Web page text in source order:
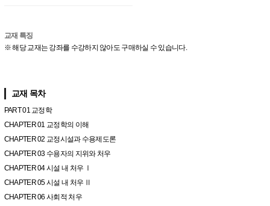
교재 특징
※ 해당 교재는 강좌를 수강하지 않아도 구매하실 수 있습니다.
교재 목차
PART 01 교정학
CHAPTER 01 교정학의 이해
CHAPTER 02 교정시설과 수용제도론
CHAPTER 03 수용자의 지위와 처우
CHAPTER 04 시설 내 처우 Ⅰ
CHAPTER 05 시설 내 처우 Ⅱ
CHAPTER 06 사회적 처우